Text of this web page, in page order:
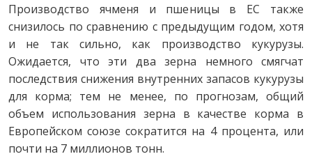
Производство ячменя и пшеницы в ЕС также
снизилось по сравнению с предыдущим годом, хотя
и не так сильно, как производство кукурузы.
Ожидается, что эти два зерна немного смягчат
последствия снижения внутренних запасов кукурузы
для корма; тем не менее, по прогнозам, общий
объем использования зерна в качестве корма в
Европейском союзе сократится на 4 процента, или
почти на 7 миллионов тонн.